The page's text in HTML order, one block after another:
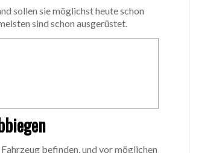
sollen sie möglichst heute schon
sind schon ausgerüstet.
befinden, und vor möglichen